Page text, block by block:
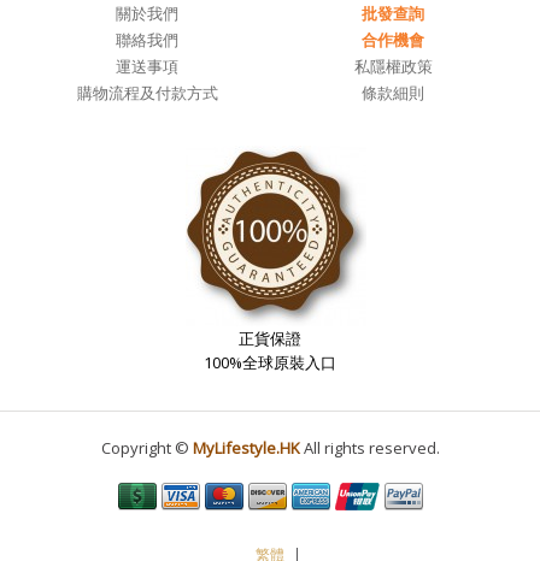
關於我們
批發查詢
聯絡我們
合作機會
運送事項
私隱權政策
購物流程及付款方式
條款細則
正貨保證
100%全球原裝入口
Copyright © MyLifestyle.HKAll rights reserved.
繁體